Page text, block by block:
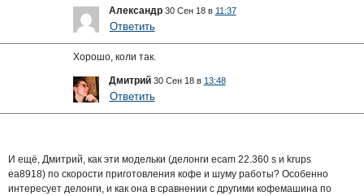
Александр 30 Сен 18 в 11:37
Ответить
Хорошо, коли так.
Дмитрий 30 Сен 18 в 13:48
Ответить
И ещё, Дмитрий, как эти модельки (делонги ecam 22.360 s и krups
ea8918) по скорости приготовления кофе и шуму работы? Особенно
интересует делонги, и как она в сравнении с другими кофемашина по